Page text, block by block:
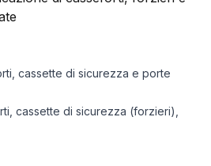
cassette di sicurezza e porte
cassette di sicurezza (forzieri),